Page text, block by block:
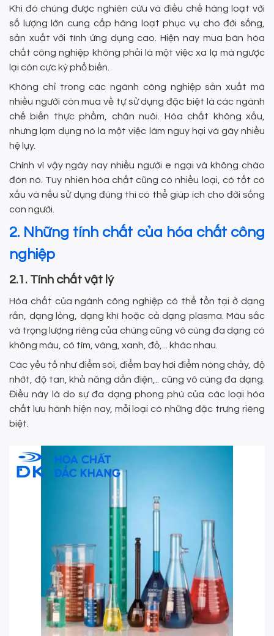
Khi đó chúng được nghiên cứu và điều chế hàng loạt với
số lượng lớn cung cấp hàng loạt phục vụ cho đời sống,
sản xuất với tính ứng dụng cao. Hiện nay mua bán hóa
chất công nghiệp không phải là một việc xa lạ mà ngược
lại còn cực kỳ phổ biến.
Không chỉ trong các ngành công nghiệp sản xuất mà
nhiều người còn mua về tự sử dụng đặc biệt là các ngành
chế biến thực phẩm, chăn nuôi. Hóa chất không xấu,
nhưng lạm dụng nó là một việc làm nguy hại và gây nhiều
hệ lụy.
Chính vì vậy ngày nay nhiều người e ngại và không chào
đón nó. Tuy nhiên hóa chất cũng có nhiều loại, có tốt có
xấu và nếu sử dụng đúng thì có thể giúp ích cho đời sống
con người.
2. Những tính chất của hóa chất công
nghiệp
2.1. Tính chất vật lý
Hóa chất của ngành công nghiệp có thể tồn tại ở dạng
rắn, dạng lỏng, dạng khí hoặc cả dạng plasma. Màu sắc
và trọng lượng riêng của chúng cũng vô cùng đa dạng có
không màu, có tím, vàng, xanh, đỏ,... khác nhau.
Các yếu tố như điểm sôi, điểm bay hơi điểm nóng chảy, độ
nhớt, độ tan, khả năng dẫn điện,.. cũng vô cùng đa dạng.
Điều này là do sự đa dạng phong phú của các loại hóa
chất lưu hành hiện nay, mỗi loại có những đặc trưng riêng
biệt.